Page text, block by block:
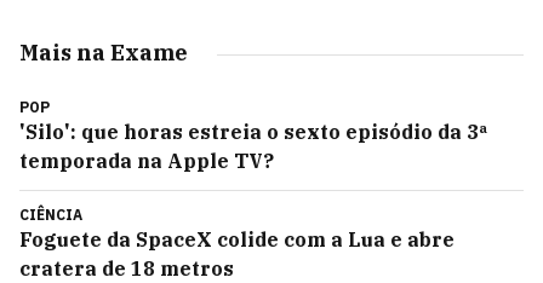
Mais na Exame
POP
'Silo': que horas estreia o sexto episódio da 3ª
temporada na Apple TV?
CIÊNCIA
Foguete da SpaceX colide com a Lua e abre
cratera de 18 metros